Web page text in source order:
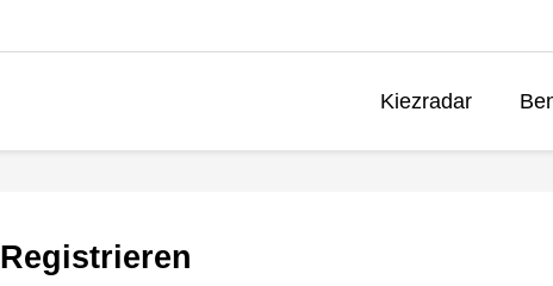
Kiezradar
Registrieren